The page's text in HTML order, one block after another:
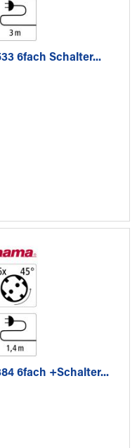
6fach Schalter...
6fach +Schalter...